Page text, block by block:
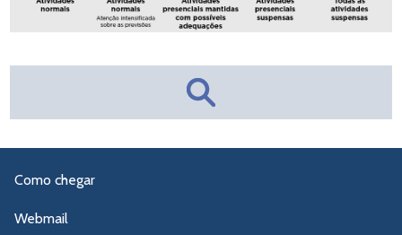
Como chegar
Webmail